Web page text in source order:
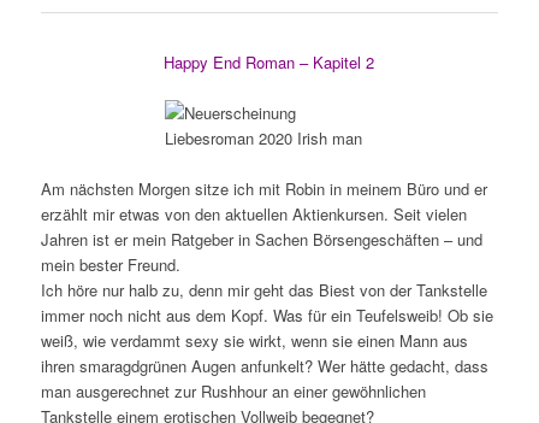
Happy End Roman – Kapitel 2
Am nächsten Morgen sitze ich mit Robin in meinem Büro und er
erzählt mir etwas von den aktuellen Aktienkursen. Seit vielen
Jahren ist er mein Ratgeber in Sachen Börsengeschäften – und
mein bester Freund.
Ich höre nur halb zu, denn mir geht das Biest von der Tankstelle
immer noch nicht aus dem Kopf. Was für ein Teufelsweib! Ob sie
weiß, wie verdammt sexy sie wirkt, wenn sie einen Mann aus
ihren smaragdgrünen Augen anfunkelt? Wer hätte gedacht, dass
man ausgerechnet zur Rushhour an einer gewöhnlichen
Tankstelle einem erotischen Vollweib begegnet?